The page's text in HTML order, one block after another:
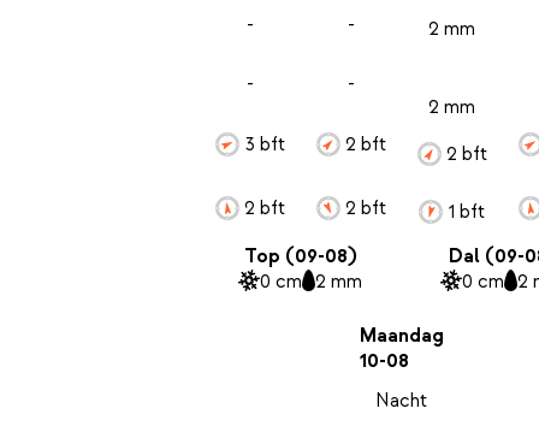
-
-
3 bft
2 bft
-
-
2 bft
2 bft
2 mm
2 mm
2 bft
1 bft
Top (09-08)
0 cm 2 mm
Dal (09-
0 cm 2
Maandag
10-08
Nacht